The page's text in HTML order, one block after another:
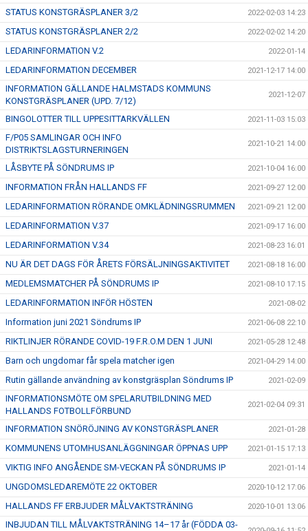
STATUS KONSTGRÄSPLANER 3/2 2022-02-03 14:23
STATUS KONSTGRÄSPLANER 2/2 2022-02-02 14:20
LEDARINFORMATION V.2 2022-01-14
LEDARINFORMATION DECEMBER 2021-12-17 14:00
INFORMATION GÄLLANDE HALMSTADS KOMMUNS
KONSTGRÄSPLANER (UPD. 7/12)
2021-12-07
BINGOLOTTER TILL UPPESITTARKVÄLLEN 2021-11-03 15:03
F/P05 SAMLINGAR OCH INFO
DISTRIKTSLAGSTURNERINGEN
2021-10-21 14:00
LÅSBYTE PÅ SÖNDRUMS IP 2021-10-04 16:00
INFORMATION FRÅN HALLANDS FF 2021-09-27 12:00
LEDARINFORMATION RÖRANDE OMKLÄDNINGSRUMMEN 2021-09-21 12:00
LEDARINFORMATION V.37 2021-09-17 16:00
LEDARINFORMATION V.34 2021-08-23 16:01
NU ÄR DET DAGS FÖR ÅRETS FÖRSÄLJNINGSAKTIVITET 2021-08-18 16:00
MEDLEMSMATCHER PÅ SÖNDRUMS IP 2021-08-10 17:15
LEDARINFORMATION INFÖR HÖSTEN 2021-08-02
Information juni 2021 Söndrums IP 2021-06-08 22:10
RIKTLINJER RÖRANDE COVID-19 F.R.O.M DEN 1 JUNI 2021-05-28 12:48
Barn och ungdomar får spela matcher igen 2021-04-29 14:00
Rutin gällande användning av konstgräsplan Söndrums IP 2021-02-09
INFORMATIONSMÖTE OM SPELARUTBILDNING MED
HALLANDS FOTBOLLFÖRBUND
2021-02-04 09:31
INFORMATION SNÖRÖJNING AV KONSTGRÄSPLANER 2021-01-28
KOMMUNENS UTOMHUSANLÄGGNINGAR ÖPPNAS UPP 2021-01-15 17:13
VIKTIG INFO ANGÅENDE SM-VECKAN PÅ SÖNDRUMS IP 2021-01-14
UNGDOMSLEDAREMÖTE 22 OKTOBER 2020-10-12 17:06
HALLANDS FF ERBJUDER MÅLVAKTSTRÄNING 2020-10-01 13:06
INBJUDAN TILL MÅLVAKTSTRÄNING 14–17 år (FÖDDA 03-